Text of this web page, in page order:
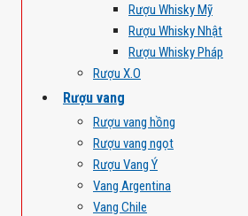
Rượu Whisky Mỹ
Rượu Whisky Nhật
Rượu Whisky Pháp
Rượu X.O
Rượu vang
Rượu vang hồng
Rượu vang ngọt
Rượu Vang Ý
Vang Argentina
Vang Chile